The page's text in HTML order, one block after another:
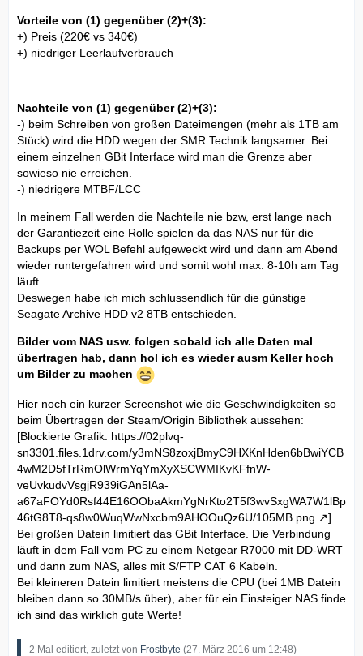
Vorteile von (1) gegenüber (2)+(3):
+) Preis (220€ vs 340€)
+) niedriger Leerlaufverbrauch
Nachteile von (1) gegenüber (2)+(3):
-) beim Schreiben von großen Dateimengen (mehr als 1TB am
Stück) wird die HDD wegen der SMR Technik langsamer. Bei
einem einzelnen GBit Interface wird man die Grenze aber
sowieso nie erreichen.
-) niedrigere MTBF/LCC
In meinem Fall werden die Nachteile nie bzw, erst lange nach
der Garantiezeit eine Rolle spielen da das NAS nur für die
Backups per WOL Befehl aufgeweckt wird und dann am Abend
wieder runtergefahren wird und somit wohl max. 8-10h am Tag
läuft.
Deswegen habe ich mich schlussendlich für die günstige
Seagate Archive HDD v2 8TB entschieden.
Bilder vom NAS usw. folgen sobald ich alle Daten mal
übertragen hab, dann hol ich es wieder ausm Keller hoch
um Bilder zu machen
Hier noch ein kurzer Screenshot wie die Geschwindigkeiten so
beim Übertragen der Steam/Origin Bibliothek aussehen:
[Blockierte Grafik: https://02plvq-
sn3301.files.1drv.com/y3mNS8zoxjBmyC9HXKnHden6bBwiYCB
4wM2D5fTrRmOlWrmYqYmXyXSCWMIKvKFfnW-
veUvkudvVsgjR939iGAn5lAa-
a67aFOYd0Rsf44E16OObaAkmYgNrKto2T5f3wvSxgWA7W1lBp
46tG8T8-qs8w0WuqWwNxcbm9AHOOuQz6U/105MB.png
]
Bei großen Datein limitiert das GBit Interface. Die Verbindung
läuft in dem Fall vom PC zu einem Netgear R7000 mit DD-WRT
und dann zum NAS, alles mit S/FTP CAT 6 Kabeln.
Bei kleineren Datein limitiert meistens die CPU (bei 1MB Datein
bleiben dann so 30MB/s über), aber für ein Einsteiger NAS finde
ich sind das wirklich gute Werte!
2 Mal editiert, zuletzt von Frostbyte (27. März 2016 um 12:48)